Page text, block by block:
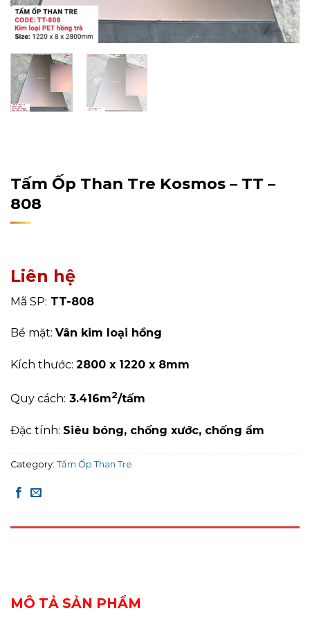
Tấm Ốp Than Tre Kosmos – TT –
808
Liên hệ
Mã SP: TT-808
Bề mặt: Vân kim loại hồng
Kích thước: 2800 x 1220 x 8mm
Quy cách: 3.416m2/tấm
Đặc tính: Siêu bóng, chống xước, chống ẩm
Category: Tấm Ốp Than Tre
MÔ TẢ SẢN PHẨM